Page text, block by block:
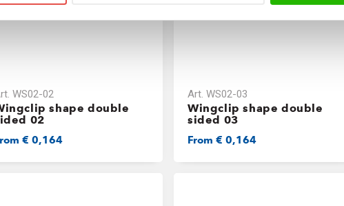
WS02-02
shape double
02
€ 0,164
Art. WS02-03
Wingclip shape double
sided 03
From € 0,164